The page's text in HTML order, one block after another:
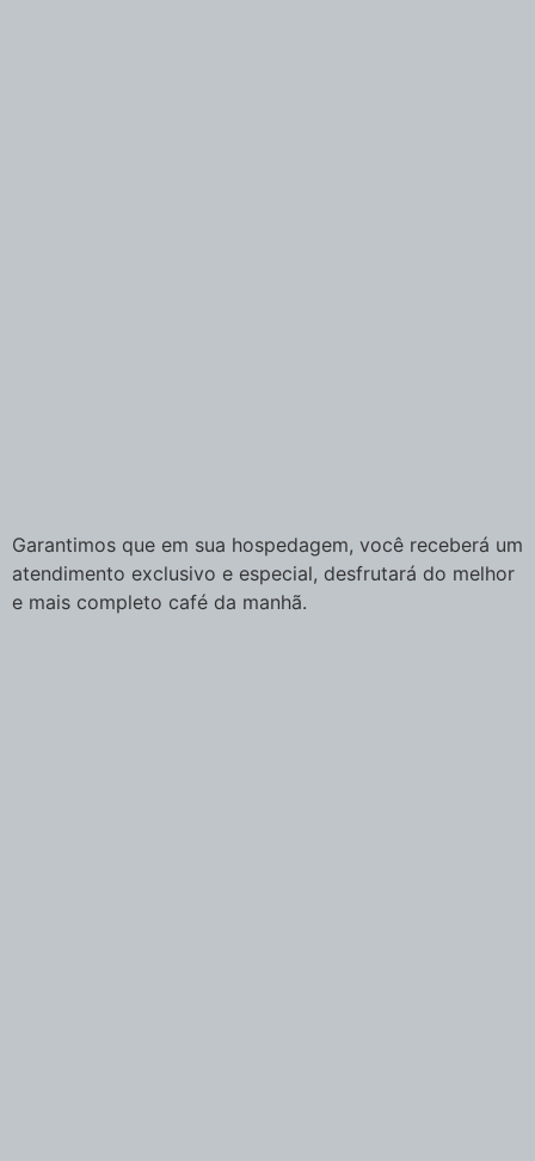
Garantimos que em sua hospedagem, você receberá um
atendimento exclusivo e especial, desfrutará do melhor
e mais completo café da manhã.